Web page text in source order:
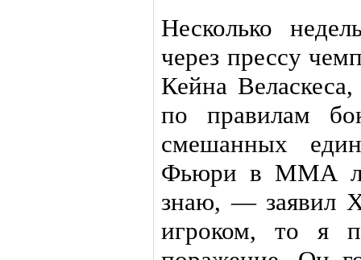
Несколько
через прессу
Кейна
по правилам
смешанных
Фьюри в ММА
знаю, — заявил
игроком, то я